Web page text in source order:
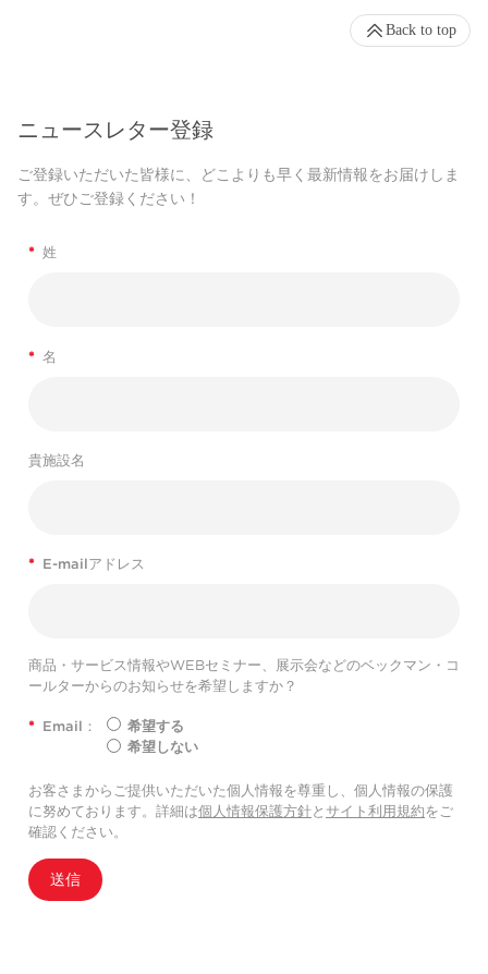
ニュースレター登録
ご登録いただいた皆様に、どこよりも早く最新情報をお届けしま
す。ぜひご登録ください！
* 姓
* 名
貴施設名
* E-mailアドレス
商品・サービス情報やWEBセミナー、展示会などのベックマン・コ
ールターからのお知らせを希望しますか？
* Email：
希望する
希望しない
お客さまからご提供いただいた個人情報を尊重し、個人情報の保護
に努めております。詳細は個人情報保護方針と サイト利用規約をご
確認ください。
送信
Back to top